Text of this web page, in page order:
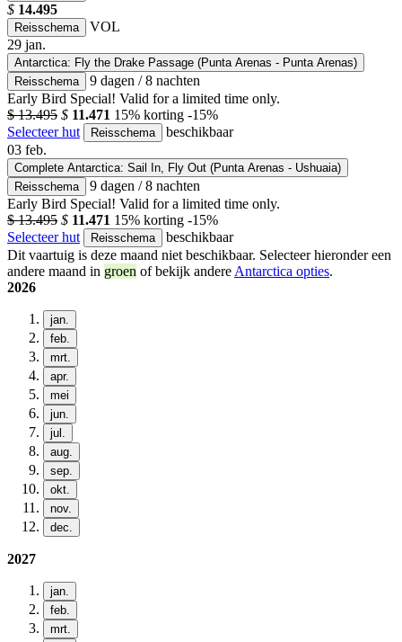
$ 14.495
Reisschema
VOL
29 jan.
Antarctica: Fly the Drake Passage (Punta Arenas - Punta Arenas)
Reisschema
9 dagen / 8 nachten
Early Bird Special! Valid for a limited time only.
$ 13.495 $ 11.471 15% korting -15%
Selecteer hut
Reisschema
beschikbaar
03 feb.
Complete Antarctica: Sail In, Fly Out (Punta Arenas - Ushuaia)
Reisschema
9 dagen / 8 nachten
Early Bird Special! Valid for a limited time only.
$ 13.495 $ 11.471 15% korting -15%
Selecteer hut
Reisschema
beschikbaar
Dit vaartuig is deze maand niet beschikbaar. Selecteer hieronder een
andere maand in groen of bekijk andere Antarctica opties.
2026
jan.
feb.
mrt.
apr.
mei
jun.
jul.
aug.
sep.
okt.
nov.
dec.
2027
jan.
feb.
mrt.